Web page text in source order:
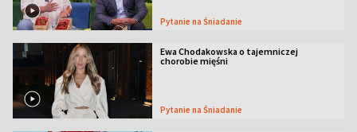
Pytanie na Śniadanie
Ewa Chodakowska o tajemniczej
chorobie mięśni
Pytanie na Śniadanie